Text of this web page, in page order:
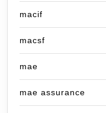
macif
macsf
mae
mae assurance